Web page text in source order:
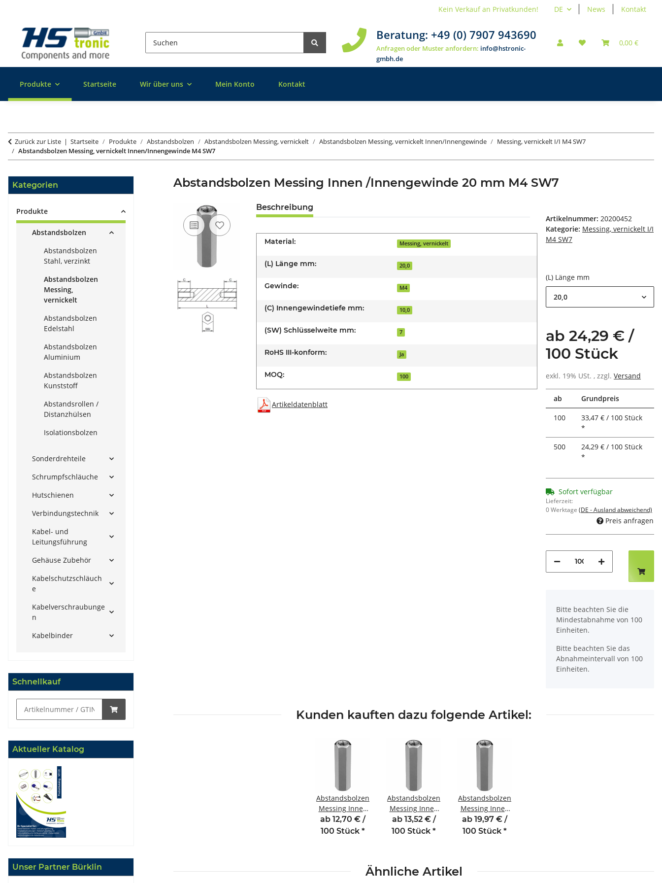
DE News Kontakt
Kein Verkauf an Privatkunden!
Beratung: +49 (0) 7907 943690
Anfragen oder Muster anfordern: info@hstronic-
gmbh.de
0,00 €
Produkte Startseite Wir über uns Mein Konto Kontakt
Zurück zur Liste Startseite Produkte Abstandsbolzen Abstandsbolzen Messing, vernickelt Abstandsbolzen Messing, vernickelt Innen/Innengewinde
Messing, vernickelt I/I M4 SW7
Abstandsbolzen Messing, vernickelt Innen/Innengewinde M4 SW7
Abstandsbolzen Messing Innen /Innengewinde 20 mm M4 SW7
Beschreibung
Material: Messing, vernickelt
(L) Länge mm: 20,0
Gewinde: M4
(C) Innengewindetiefe mm: 10,0
(SW) Schlüsselweite mm: 7
RoHS III-konform: Ja
MOQ: 100
Artikeldatenblatt
Artikelnummer: 20200452
Kategorie: Messing, vernickelt I/I
M4 SW7
(L) Länge mm
20,0
ab 24,29 € /
100 Stück
exkl. 19% USt. , zzgl. Versand
ab Grundpreis
100
33,47 € / 100 Stück
*
500
24,29 € / 100 Stück
*
Sofort verfügbar
Lieferzeit:
0 Werktage (DE - Ausland abweichend)
Preis anfragen
Bitte beachten Sie die
Mindestabnahme von 100
Einheiten.
Bitte beachten Sie das
Abnahmeintervall von 100
Einheiten.
Kunden kauften dazu folgende Artikel:
Abstandsbolzen
Messing Innen
/Innengewinde
18 mm M2,5
ab 12,70 € /
100 Stück *
Abstandsbolzen
Messing Innen
/Innengewinde
20 mm M2,5
ab 13,52 € /
100 Stück *
Abstandsbolzen
Messing Innen
/Innengewinde
25 mm M2,5
ab 19,97 € /
100 Stück *
Ähnliche Artikel
Kategorien
Produkte
Abstandsbolzen
Abstandsbolzen
Stahl, verzinkt
Abstandsbolzen
Messing,
vernickelt
Abstandsbolzen
Edelstahl
Abstandsbolzen
Aluminium
Abstandsbolzen
Kunststoff
Abstandsrollen /
Distanzhülsen
Isolationsbolzen
Sonderdrehteile
Schrumpfschläuche
Hutschienen
Verbindungstechnik
Kabel- und
Leitungsführung
Gehäuse Zubehör
Kabelschutzschläuch
e
Kabelverschraubunge
n
Kabelbinder
Schnellkauf
Aktueller Katalog
Unser Partner Bürklin